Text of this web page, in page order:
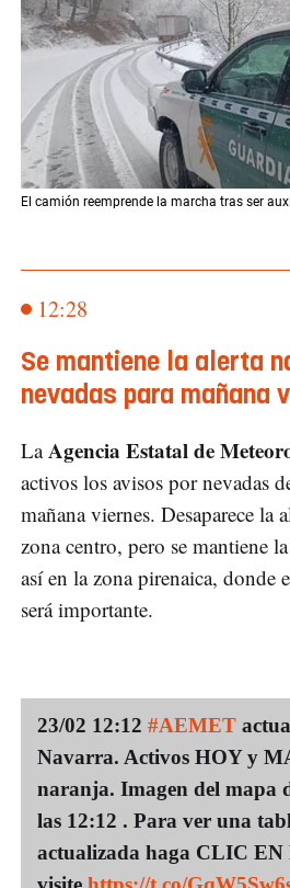
El camión reemprende la marcha tras ser
12:28
Se mantiene la alerta
nevadas para mañana
LaAgencia Estatal de
activos los avisos por nevadas
mañana viernes. Desaparece la
zona centro, pero se mantiene
así en la zona pirenaica, donde
será importante.
23/02 12:12 #AEMET
Navarra. Activos HOY y
naranja. Imagen del mapa
las 12:12 . Para ver una
actualizada haga CLIC